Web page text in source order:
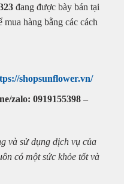
đang được bày bán tại
hàng bằng các cách
shopsunflower.vn/
zalo: 0919155398 –
và sử dụng dịch vụ của
có một sức khỏe tốt và